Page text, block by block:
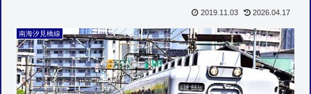
2019.11.03 2026.04.17
南海汐見橋線